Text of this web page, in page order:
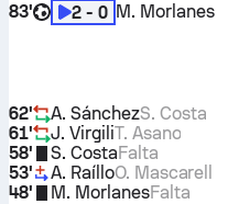
83'
2 - 0 M. Morlanes
62'
A. SánchezS. Costa
61'
J. VirgiliT. Asano
58'
S. CostaFalta
53'
A. RaílloO. Mascarell
48'
M. MorlanesFalta